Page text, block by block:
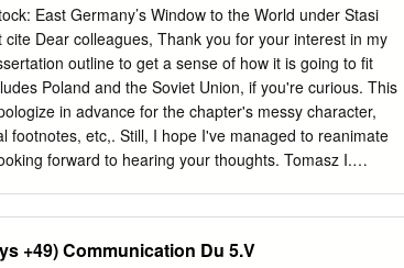
440‐0 Fax: 038422/440‐26 E‐Mail:
www.amt‐neuburg.de Hauptamtlicher Bürgermeister
Wittek Amtes LVB: Frank Meier Amt Grevesmühlen‐
– Anschrift: für die Aufgaben des Amtes im eigenen
Bildung einer Der Bürgermeister der Stadt
mit der Stadt für die Aufgaben des Amtes im
East Germany’s Window to the World under Stasi
Dear colleagues, Thank you for your interest in my
outline to get a sense of how it is going to fit
Poland and the Soviet Union, if you're curious. This
in advance for the chapter's messy character,
footnotes, etc,. Still, I hope I've managed to reanimate
forward to hearing your thoughts. Tomasz I.
all over three weeks after the fall of the Wall. But his
+49) Communication Du 5.V